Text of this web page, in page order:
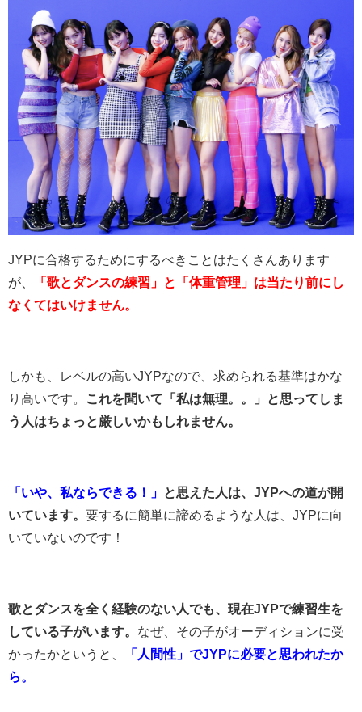
JYPに合格するためにするべきことはたくさんあります
が、
「歌とダンスの練習」と「体重管理」は当たり前にし
なくてはいけません。
しかも、レベルの高いJYPなので、求められる基準はかな
り高いです。
これを聞いて「私は無理。。」と思ってしま
う人はちょっと厳しいかもしれません。
「いや、私ならできる！」
と思えた人は、JYPへの道が開
いています。 要するに簡単に諦めるような人は、JYPに向
いていないのです！
歌とダンスを全く経験のない人でも、現在JYPで練習生を
している子がいます。 なぜ、その子がオーディションに受
かったかというと、
「人間性」でJYPに必要と思われたか
ら。